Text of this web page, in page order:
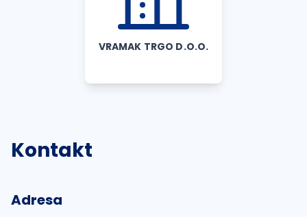
VRAMAK TRGO D.O.O.
Kontakt
Adresa